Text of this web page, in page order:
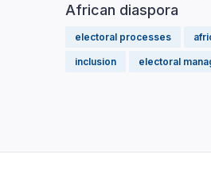
African diaspora
electoral processes
inclusion electoral